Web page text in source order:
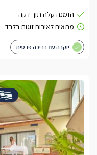
יוקרה עם בריכה פרטית